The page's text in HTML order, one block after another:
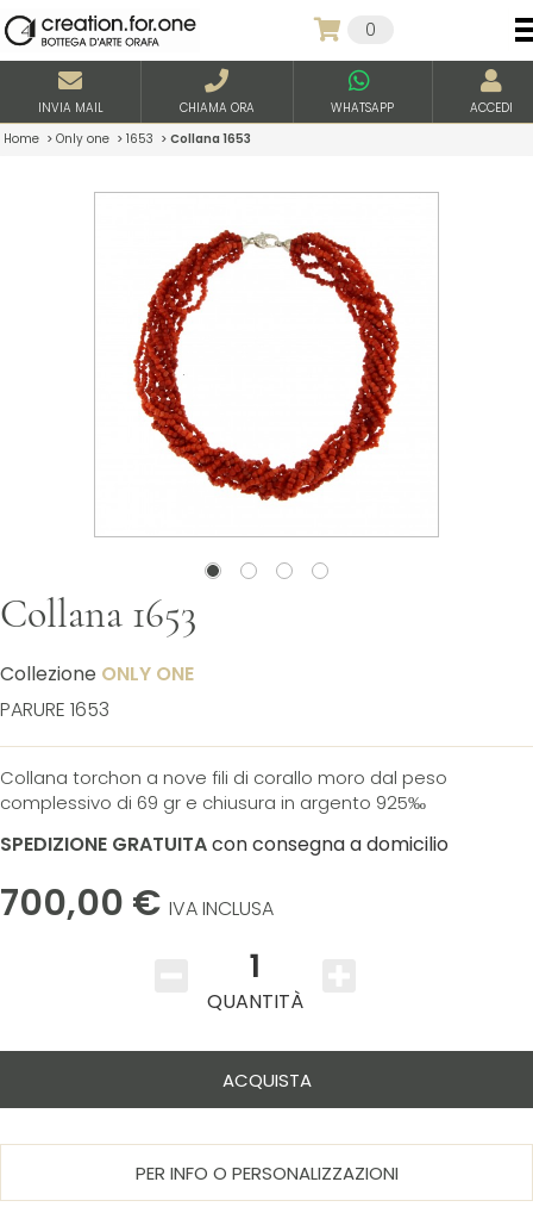
0
INVIA MAIL CHIAMA ORA WHATSAPP
ACCEDI
Home > Only one > 1653 > Collana 1653
Collana 1653
Collezione ONLY ONE
PARURE 1653
Collana torchon a nove fili di corallo moro dal peso
complessivo di 69 gr e chiusura in argento 925‰
SPEDIZIONE GRATUITAcon consegna a domicilio
700,00 € IVA INCLUSA
1
QUANTITÀ
ACQUISTA
PER INFO O PERSONALIZZAZIONI